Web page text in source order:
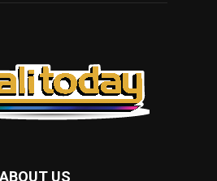
ABOUT US